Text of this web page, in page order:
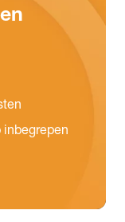
inbegrepen